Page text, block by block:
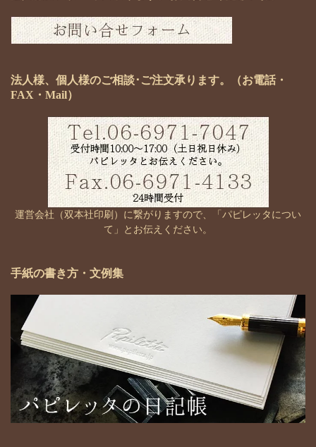
法人様、個人様のご相談･ご注文承ります。（お電話・
FAX・Mail）
運営会社（双本社印刷）に繋がりますので、「パピレッタについ
て」とお伝えください。
手紙の書き方・文例集